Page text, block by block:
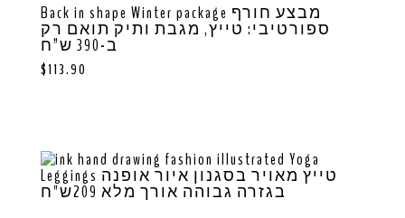
Back in shape Winter package מבצע חורף
ספורטיבי: טייץ, מגבת ותיק תואם רק
ב-390 ש”ח
$ 113.90